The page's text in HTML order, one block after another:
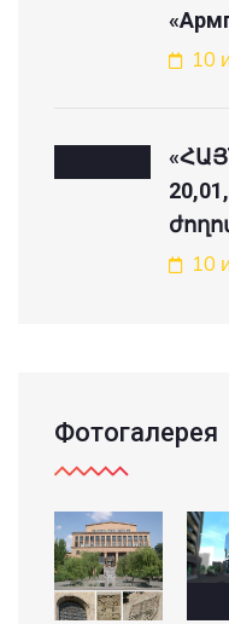
10
10
Фотогалерея